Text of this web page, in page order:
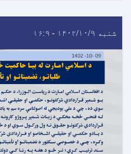
شنبه ۱۴۰۲/۱۰/۹ - ۱۶:۹